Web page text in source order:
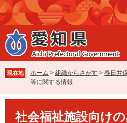
ペ
ー
ジ
の
先
で
す
メ
ニ
ュ
ー
を
ば
し
本
現在地 ホーム > 組織からさがす > 春日井
等に関する情報
社会福祉施設向け